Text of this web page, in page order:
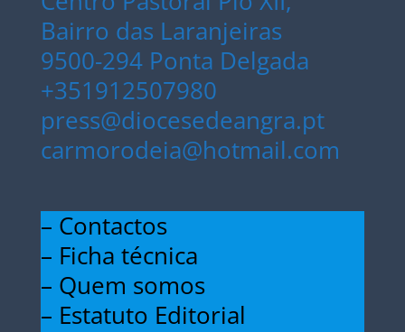
Bairro das Laranjeiras
9500-294 Ponta Delgada
+351912507980
press@diocesedeangra.pt
carmorodeia@hotmail.com
– Contactos
– Ficha técnica
– Quem somos
– Estatuto Editorial